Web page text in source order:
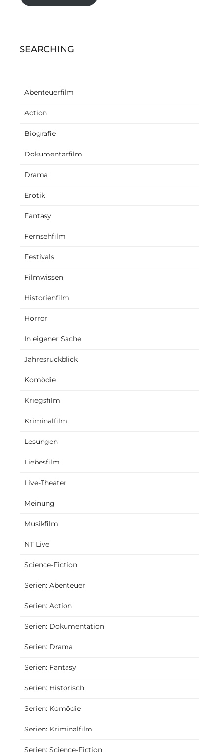
SEARCHING
Abenteuerfilm
Action
Biografie
Dokumentarfilm
Drama
Erotik
Fantasy
Fernsehfilm
Festivals
Filmwissen
Historienfilm
Horror
In eigener Sache
Jahresrückblick
Komödie
Kriegsfilm
Kriminalfilm
Lesungen
Liebesfilm
Live-Theater
Meinung
Musikfilm
NT Live
Science-Fiction
Serien: Abenteuer
Serien: Action
Serien: Dokumentation
Serien: Drama
Serien: Fantasy
Serien: Historisch
Serien: Komödie
Serien: Kriminalfilm
Serien: Science-Fiction